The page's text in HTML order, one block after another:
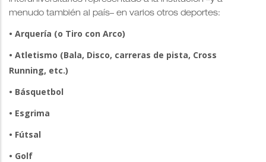
menudo también al país– en varios otros deportes:
• Arquería (o Tiro con Arco)
• Atletismo (Bala, Disco, carreras de pista, Cross
Running, etc.)
• Básquetbol
• Esgrima
• Fútsal
• Golf